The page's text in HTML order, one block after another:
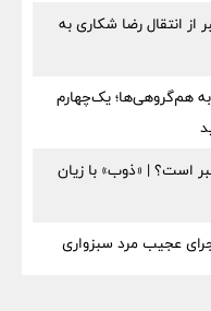
انتقال رضا شکاری به
دارو به هم‌گروهی‌ها؛ یک‌چهارم
خبر است؟ | «ذوب» با زیان
عجیب مرد سبزواری